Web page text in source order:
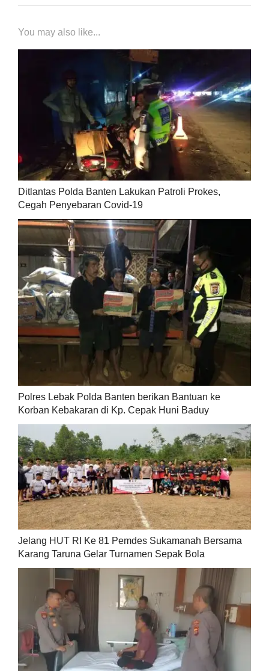
You may also like...
Ditlantas Polda Banten Lakukan Patroli Prokes,
Cegah Penyebaran Covid-19
Polres Lebak Polda Banten berikan Bantuan ke
Korban Kebakaran di Kp. Cepak Huni Baduy
Jelang HUT RI Ke 81 Pemdes Sukamanah Bersama
Karang Taruna Gelar Turnamen Sepak Bola